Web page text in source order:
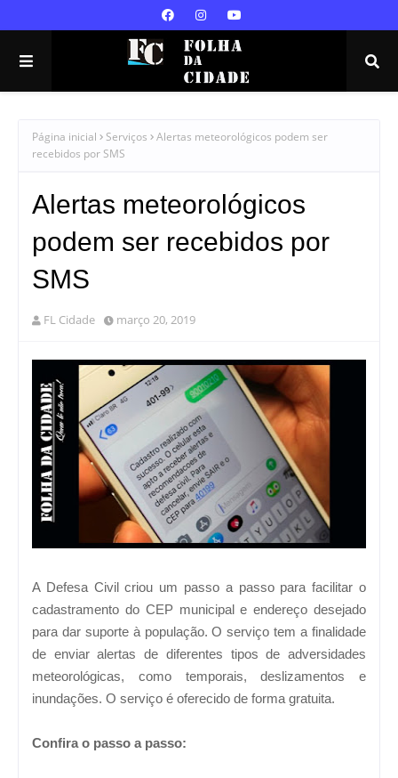
Página inicial Serviços
Alertas meteorológicos podem ser
recebidos por SMS
Alertas meteorológicos
podem ser recebidos por
SMS
FL Cidade março 20, 2019
A Defesa Civil criou um passo a passo para facilitar o
cadastramento do CEP municipal e endereço desejado
para dar suporte à população. O serviço tem a finalidade
de enviar alertas de diferentes tipos de adversidades
meteorológicas, como temporais, deslizamentos e
inundações. O serviço é oferecido de forma gratuita.
Confira o passo a passo: